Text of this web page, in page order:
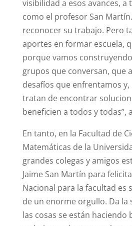
visibilidad a esos avances, a
como el profesor San
reconocer su trabajo. Pero
aportes en formar escuela,
porque vamos
grupos que conversan, que
desafíos que enfrentamos y,
tratan de encontrar
beneficien a todos y todas”,
En tanto, en la Facultad de
Matemáticas de la
grandes colegas y amigos
Jaime San Martín para
Nacional para la facultad es
de un enorme orgullo. Da la
las cosas se están haciendo